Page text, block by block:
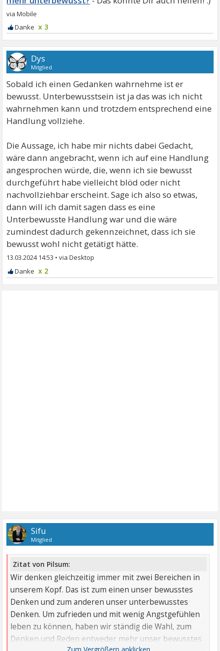
x 3
Dys
Mitglied
Sobald ich einen Gedanken wahrnehme ist er
bewusst. Unterbewusstsein ist ja das was ich nicht
wahrnehmen kann und trotzdem entsprechend eine
Handlung vollziehe.
Die Aussage, ich habe mir nichts dabei Gedacht,
wäre dann angebracht, wenn ich auf eine Handlung
angesprochen würde, die, wenn ich sie bewusst
durchgeführt habe vielleicht blöd oder nicht
nachvollziehbar erscheint. Sage ich also so etwas,
dann will ich damit sagen dass es eine
Unterbewusste Handlung war und die wäre
zumindest dadurch gekennzeichnet, dass ich sie
bewusst wohl nicht getätigt hätte.
13.03.2024 14:53 •
x 2
Sifu
Mitglied
Zitat von Pilsum:
Wir denken gleichzeitig immer mit zwei Bereichen in
unserem Kopf. Das ist zum einen unser bewusstes
Denken und zum anderen unser unterbewusstes
Denken. Um zufrieden und mit wenig Angstgefühlen
leben zu können, haben wir ständig die Wahl, zum
Denken und Reden entweder mehr unser bewusstes